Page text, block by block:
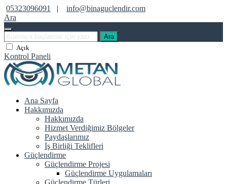
05323096091 |
info@binaguclendir.com
Ara
Ara
Açık
Kontrol Paneli
Ana Sayfa
Hakkımızda
Hakkımızda
Hizmet Verdiğimiz Bölgeler
Paydaşlarımız
İş Birliği Teklifleri
Güçlendirme
Güçlendirme Projesi
Güçlendirme Uygulamaları
Güçlendirme Türleri